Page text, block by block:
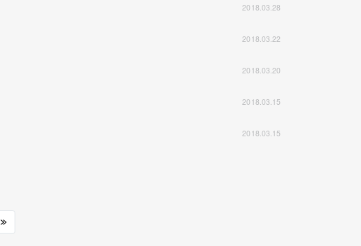
2018.03.28
2018.03.22
2018.03.20
2018.03.15
2018.03.15
»Next